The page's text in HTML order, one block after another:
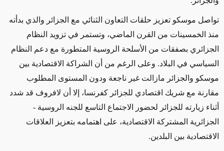
تواصل موسكو تعزيز حلقات التعاون الثنائي مع الجزائر والذي بدأته
منذ الخمسينات من القرن الماضي، وتستمر في تزويد النظام
الجزائري بصفقات من الأسلحة الروسية المتطورة مع دعم النظام
السياسي في البلاد. وعلى الرغم من أن الشراكة الاقتصادية بين
موسكو والجزائر مازالت غير ناجعة ودون المستوى المطلوب
مقارنة مع شريك اقتصادي للجزائر كفرنسا، إلا أن لافروف قد شدد
أثناء زيارته للجزائر لحضور الاجتماع التاسع للجنه الروسية -
الجزائرية المشتركة الاقتصادية، على اهتمامه بتعزيز العلاقات
الاقتصادية بين البلدين.